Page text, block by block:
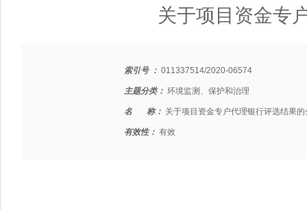
关于项目资金专
索引号 ： 011337514/2020-06574
主题分类： 环境监测、保护和治理
名 称： 关于项目资金专户代理银行评选结果的
有效性： 有效